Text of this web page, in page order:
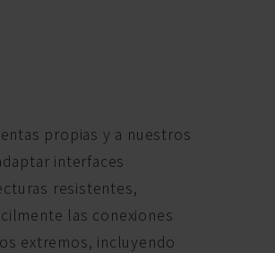
propias y a nuestros
interfaces
resistentes,
las conexiones
extremos, incluyendo